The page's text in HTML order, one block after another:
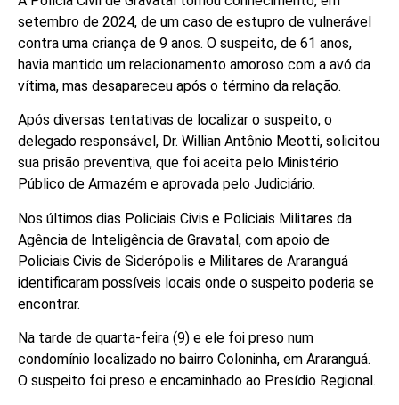
setembro de 2024, de um caso de estupro de vulnerável
contra uma criança de 9 anos. O suspeito, de 61 anos,
havia mantido um relacionamento amoroso com a avó da
vítima, mas desapareceu após o término da relação.
Após diversas tentativas de localizar o suspeito, o
delegado responsável, Dr. Willian Antônio Meotti, solicitou
sua prisão preventiva, que foi aceita pelo Ministério
Público de Armazém e aprovada pelo Judiciário.
Nos últimos dias Policiais Civis e Policiais Militares da
Agência de Inteligência de Gravatal, com apoio de
Policiais Civis de Siderópolis e Militares de Araranguá
identificaram possíveis locais onde o suspeito poderia se
encontrar.
Na tarde de quarta-feira (9) e ele foi preso num
condomínio localizado no bairro Coloninha, em Araranguá.
O suspeito foi preso e encaminhado ao Presídio Regional.